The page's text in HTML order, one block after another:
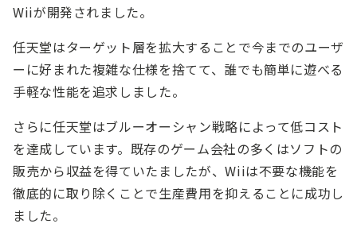
Wiiが開発されました。
任天堂はターゲット層を拡大することで今までのユーザ
ーに好まれた複雑な仕様を捨てて、誰でも簡単に遊べる
手軽な性能を追求しました。
さらに任天堂はブルーオーシャン戦略によって低コスト
を達成しています。既存のゲーム会社の多くはソフトの
販売から収益を得ていたましたが、Wiiは不要な機能を
徹底的に取り除くことで生産費用を抑えることに成功し
ました。